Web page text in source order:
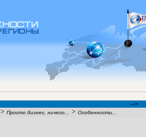
-->
> Просто бизнес, ничего... > Особенности...